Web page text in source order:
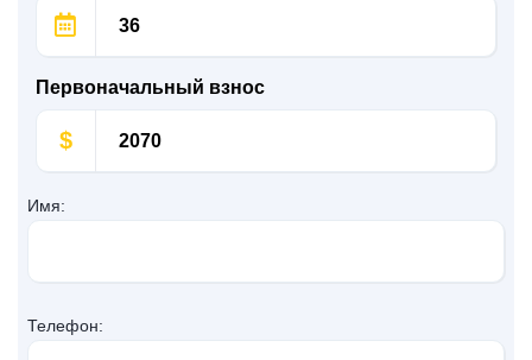
Первоначальный взнос
$
Имя:
Телефон: